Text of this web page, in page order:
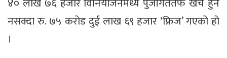
नसक्दा रु. ७५ करोड दुई लाख ६९ हजार ‘फ्रिज’ गएको हो
।